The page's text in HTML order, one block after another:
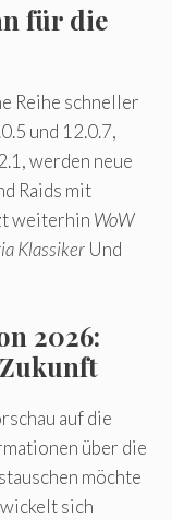
für die
Reihe schneller
und 12.0.7,
werden neue
Raids mit
weiterhin WoW
Klassiker Und
2026:
auf die
über die
möchte
sich